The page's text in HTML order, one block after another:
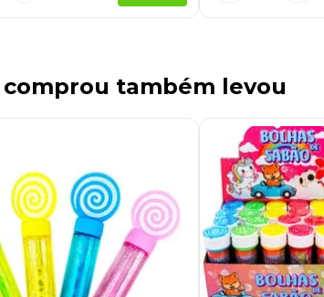
comprou também levou